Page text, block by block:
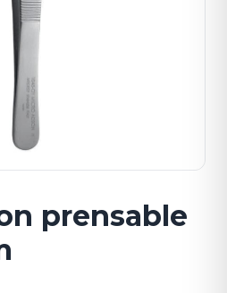
prensable